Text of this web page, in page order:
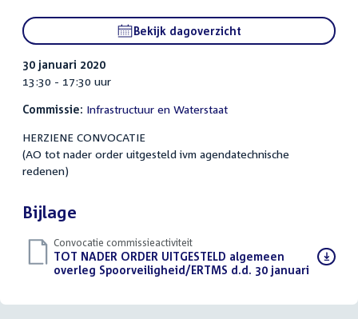
Bekijk dagoverzicht
30 januari 2020
13:30 - 17:30 uur
Commissie: Infrastructuur en Waterstaat
HERZIENE CONVOCATIE
(AO tot nader order uitgesteld ivm agendatechnische
redenen)
Bijlage
Convocatie commissieactiviteit
Download
bestand:
TOT NADER ORDER UITGESTELD algemeen
overleg Spoorveiligheid/ERTMS d.d. 30 januari (PDF)